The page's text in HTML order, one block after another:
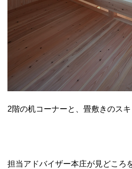
2階の机コーナーと、畳敷きのスキ
担当アドバイザー本庄が見どころ